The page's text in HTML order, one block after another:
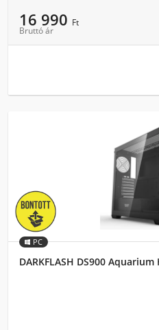
16 990 Ft
Bruttó ár
PC
DARKFLASH DS900